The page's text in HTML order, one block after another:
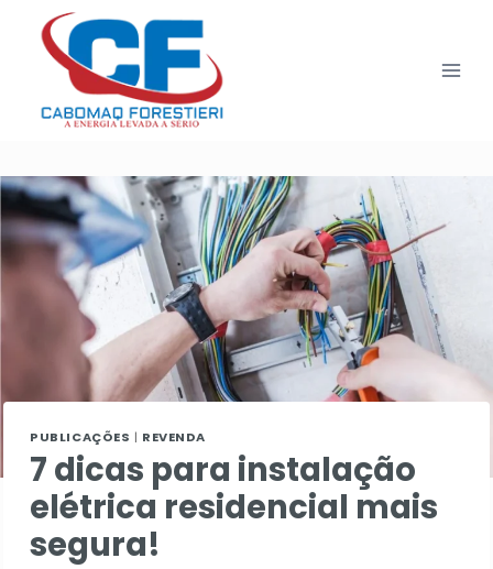
Conteúdo
PUBLICAÇÕES | REVENDA
7 dicas para instalação
elétrica residencial mais
segura!